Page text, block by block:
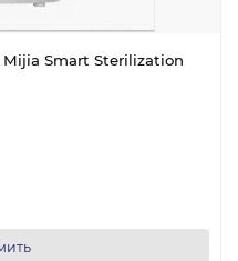
Smart Sterilization